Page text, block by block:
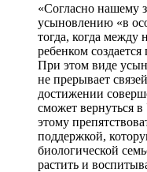
«Согласно нашему
усыновлению «в
тогда, когда между
ребенком
При этом виде
не прерывает
достижении
сможет вернуться
этому
поддержкой,
биологической
растить и